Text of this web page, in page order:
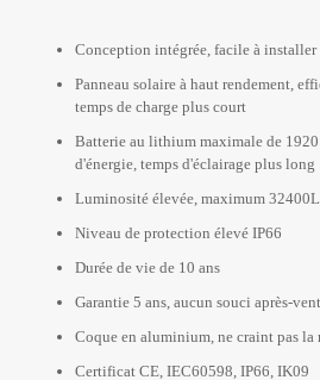
Conception intégrée, facile à installer
Panneau solaire à haut rendement,
temps de charge plus court
Batterie au lithium maximale de
d'énergie, temps d'éclairage plus long
Luminosité élevée, maximum
Niveau de protection élevé IP66
Durée de vie de 10 ans
Garantie 5 ans, aucun souci après-
Coque en aluminium, ne craint pas la
Certificat CE, IEC60598, IP66, IK09